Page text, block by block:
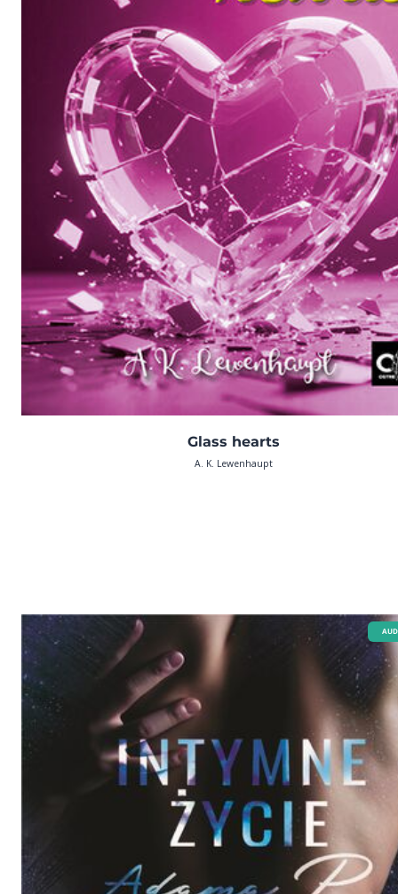
Glass hearts
A. K. Lewenhaupt